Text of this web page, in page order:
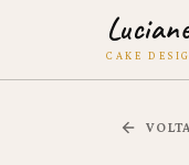
CAKE